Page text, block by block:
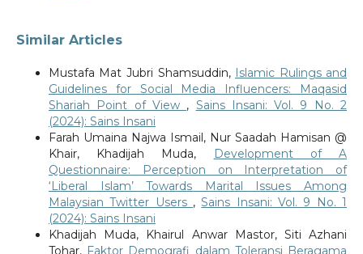
Similar Articles
Mustafa Mat Jubri Shamsuddin, Islamic Rulings and
Guidelines for Social Media Influencers: Maqasid
Shariah Point of View , Sains Insani: Vol. 9 No. 2
(2024): Sains Insani
Farah Umaina Najwa Ismail, Nur Saadah Hamisan @
Khair, Khadijah Muda,
Development of A
Questionnaire: Perception on Interpretation of
‘Liberal Islam’ Towards Marital Issues Among
Malaysian Twitter Users ,Sains Insani: Vol. 9 No. 1
(2024): Sains Insani
Khadijah Muda, Khairul Anwar Mastor, Siti Azhani
Tohar, Faktor Demografi dalam Toleransi Beragama